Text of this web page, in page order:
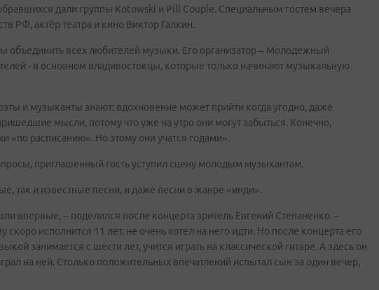
дали группы Kotowski и Pill Couple. Специальным гостем вечера
РФ, актёр театра и кино Виктор Галкин.
объединить всех любителей музыки. Его организатор – Молодежный
- в основном владивостокцы, которые только начинают музыкальную
и музыканты знают: вдохновение может прийти когда угодно, даже
мысли, потому что уже на утро они могут забыться. Конечно,
«по расписанию». Но этому они учатся годами».
приглашенный гость уступил сцену молодым музыкантам.
так и известные песни, и даже песни в жанре «инди».
впервые, – поделился после концерта зритель Евгений Степаненко. –
скоро исполнится 11 лет, не очень хотел на него идти. Но после концерта его
занимается с шести лет, учится играть на классической гитаре. А здесь он
на ней. Столько положительных впечатлений испытал сын за один вечер,